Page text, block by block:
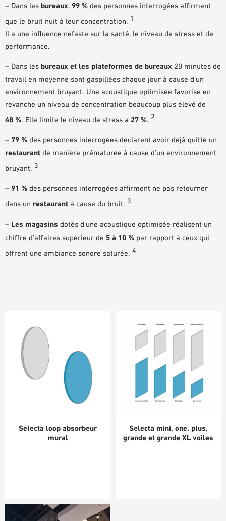
– Dans les bureaux, 99 % des personnes interrogées affirment
que le bruit nuit à leur concentration. 1
Il a une influence néfaste sur la santé, le niveau de stress et de
performance.
– Dans les bureaux et les plateformes de bureaux 20 minutes de
travail en moyenne sont gaspillées chaque jour à cause d’un
environnement bruyant. Une acoustique optimisée favorise en
revanche un niveau de concentration beaucoup plus élevé de
48 %. Elle limite le niveau de stress a 27 %. 2
– 79 % des personnes interrogées déclarent avoir déjà quitté un
restaurant de manière prématurée à cause d’un environnement
bruyant. 3
– 91 % des personnes interrogées affirment ne pas retourner
dans un restaurant à cause du bruit. 3
– Les magasins dotés d’une acoustique optimisée réalisent un
chiffre d’affaires supérieur de 5 à 10 % par rapport à ceux qui
offrent une ambiance sonore saturée. 4
Selecta loop absorbeur
mural
Selecta mini, one, plus,
grande et grande XL voiles